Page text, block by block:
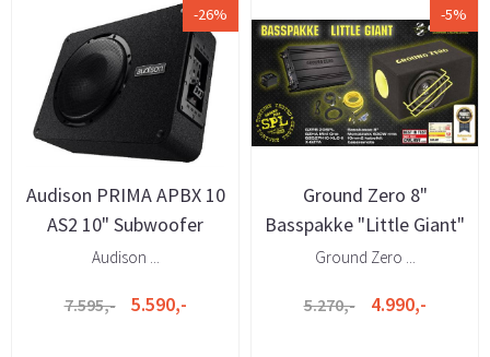
-26%
Audison PRIMA APBX 10
AS2 10" Subwoofer
800W max / 400W RMS
Audison ...
7.595,- 5.590,-
-5%
Ground Zero 8"
Basspakke "Little Giant"
Ground Zero ...
5.270,- 4.990,-